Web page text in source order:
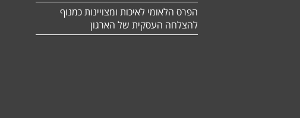
הפרס הלאומי לאיכות ומצויינות כמנוף
להצלחה העסקית של הארגון